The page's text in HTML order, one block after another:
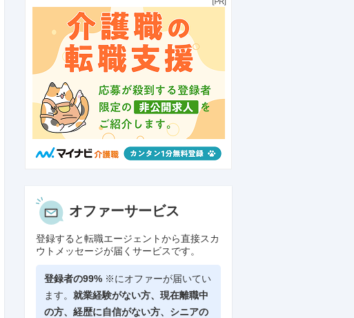
オファーサービス
登録すると転職エージェントから直接スカ
ウトメッセージが届くサービスです。
登録者の99% ※にオファーが届いてい
ます。 就業経験がない方、現在離職中
の方、 経歴に自信がない方、シニアの